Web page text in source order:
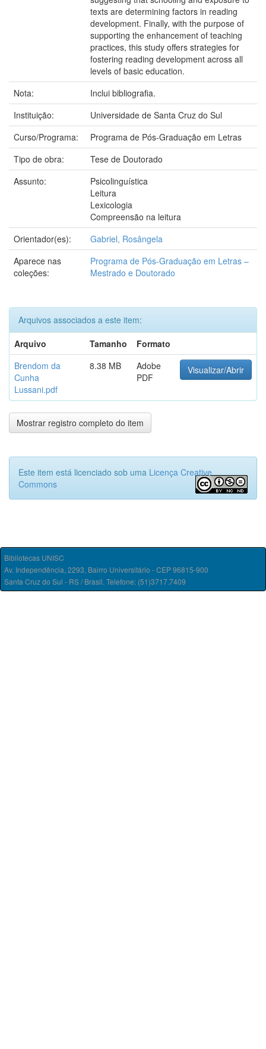
texts are determining factors in reading
development. Finally, with the purpose of
supporting the enhancement of teaching
practices, this study offers strategies for
fostering reading development across all
levels of basic education.
Nota:
Inclui bibliografia.
Instituição:
Universidade de Santa Cruz do Sul
Curso/Programa:
Programa de Pós-Graduação em Letras
Tipo de obra:
Tese de Doutorado
Assunto:
Psicolinguística
Leitura
Lexicologia
Compreensão na leitura
Orientador(es):
Gabriel, Rosângela
Aparece nas
coleções:
Programa de Pós-Graduação em Letras –
Mestrado e Doutorado
Arquivos associados a este item:
Arquivo
Tamanho
Formato
Brendom da
Cunha
Lussani.pdf
8.38 MB
Adobe
PDF
Visualizar/Abrir
Mostrar registro completo do item
Este item está licenciado sob uma Licença Creative
Commons
Bibliotecas UNISC
Av. Independência, 2293, Bairro Universitário - CEP 96815-900
Santa Cruz do Sul - RS / Brasil. Telefone: (51)3717.7409